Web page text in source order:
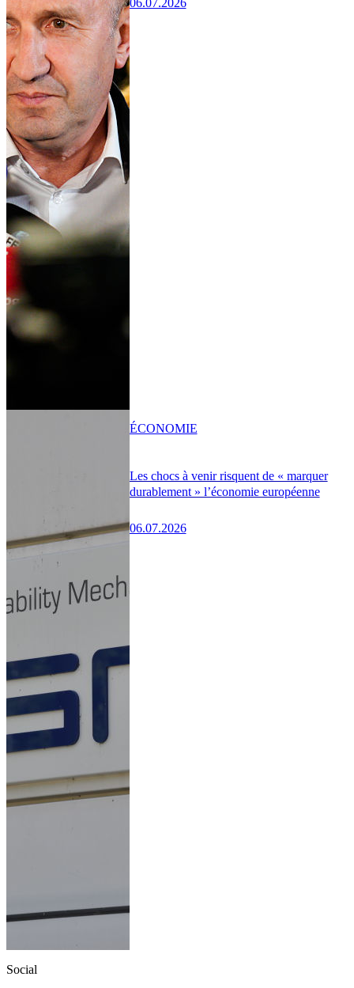
06.07.2026
Les chocs à venir risquent de « marquer
durablement » l’économie européenne
06.07.2026
ÉCONOMIE
Social